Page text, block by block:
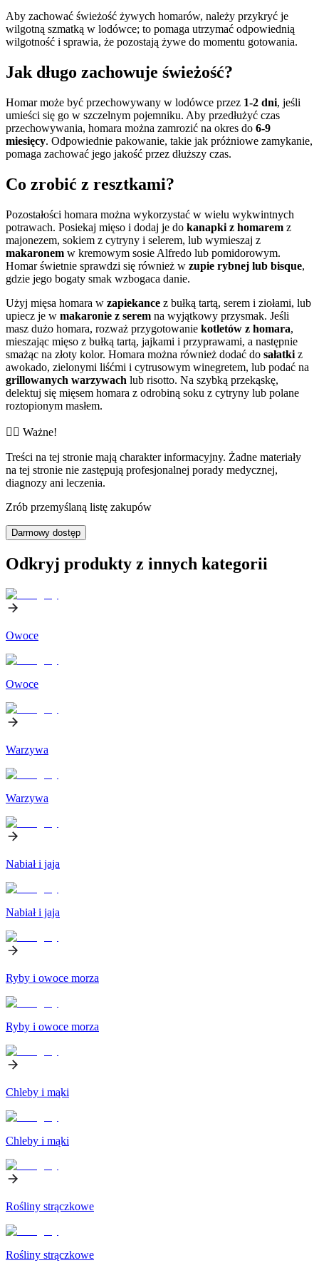
Aby zachować świeżość żywych homarów, należy przykryć je
wilgotną szmatką w lodówce; to pomaga utrzymać odpowiednią
wilgotność i sprawia, że pozostają żywe do momentu gotowania.
Jak długo zachowuje świeżość?
Homar może być przechowywany w lodówce przez 1-2 dni, jeśli
umieści się go w szczelnym pojemniku. Aby przedłużyć czas
przechowywania, homara można zamrozić na okres do 6-9
miesięcy. Odpowiednie pakowanie, takie jak próżniowe zamykanie,
pomaga zachować jego jakość przez dłuższy czas.
Co zrobić z resztkami?
Pozostałości homara można wykorzystać w wielu wykwintnych
potrawach. Posiekaj mięso i dodaj je do kanapki z homarem z
majonezem, sokiem z cytryny i selerem, lub wymieszaj z
makaronem w kremowym sosie Alfredo lub pomidorowym.
Homar świetnie sprawdzi się również w zupie rybnej lub bisque,
gdzie jego bogaty smak wzbogaca danie.
Użyj mięsa homara w zapiekance z bułką tartą, serem i ziołami, lub
upiecz je w makaronie z serem na wyjątkowy przysmak. Jeśli
masz dużo homara, rozważ przygotowanie kotletów z homara,
mieszając mięso z bułką tartą, jajkami i przyprawami, a następnie
smażąc na złoty kolor. Homara można również dodać do sałatki z
awokado, zielonymi liśćmi i cytrusowym winegretem, lub podać na
grillowanych warzywach lub risotto. Na szybką przekąskę,
delektuj się mięsem homara z odrobiną soku z cytryny lub polane
roztopionym masłem.
👨‍⚕️️ Ważne!
Treści na tej stronie mają charakter informacyjny. Żadne materiały
na tej stronie nie zastępują profesjonalnej porady medycznej,
diagnozy ani leczenia.
Zrób przemyślaną listę zakupów
Darmowy dostęp
Odkryj produkty z innych kategorii
Owoce
Owoce
Warzywa
Warzywa
Nabiał i jaja
Nabiał i jaja
Ryby i owoce morza
Ryby i owoce morza
Chleby i mąki
Chleby i mąki
Rośliny strączkowe
Rośliny strączkowe